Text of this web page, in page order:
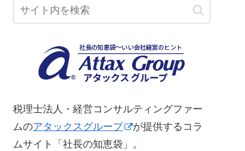
税理士法人・経営コンサルティングファー
ムのアタックスグループ
が提供するコラ
ムサイト「社長の知恵袋」。